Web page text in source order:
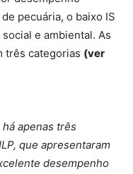
pecuária, o baixo IS
e ambiental. As
três categorias (ver
apenas três
que apresentaram
desempenho